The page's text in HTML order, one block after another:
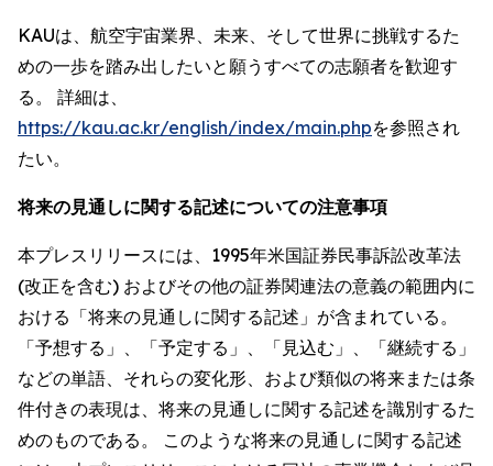
KAUは、航空宇宙業界、未来、そして世界に挑戦するた
めの一歩を踏み出したいと願うすべての志願者を歓迎す
る。 詳細は、
https://kau.ac.kr/english/index/main.phpを参照され
たい。
将来の見通しに関する記述についての注意事項
本プレスリリースには、1995年米国証券民事訴訟改革法
(改正を含む) およびその他の証券関連法の意義の範囲内に
おける「将来の見通しに関する記述」が含まれている。
「予想する」、「予定する」、「見込む」、「継続する」
などの単語、それらの変化形、および類似の将来または条
件付きの表現は、将来の見通しに関する記述を識別するた
めのものである。 このような将来の見通しに関する記述